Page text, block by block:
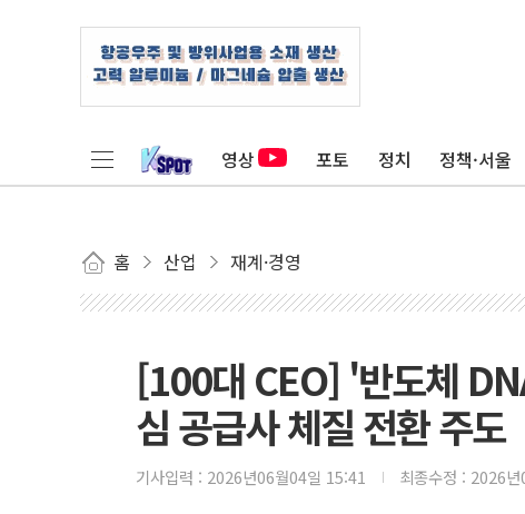
영상 포토 정치 정책·서울
홈 산업 재계·경영
[100대 CEO] '반도체
심 공급사 체질 전환 주도
기사입력 : 2026년06월04일 15:41 최종수정 : 2026